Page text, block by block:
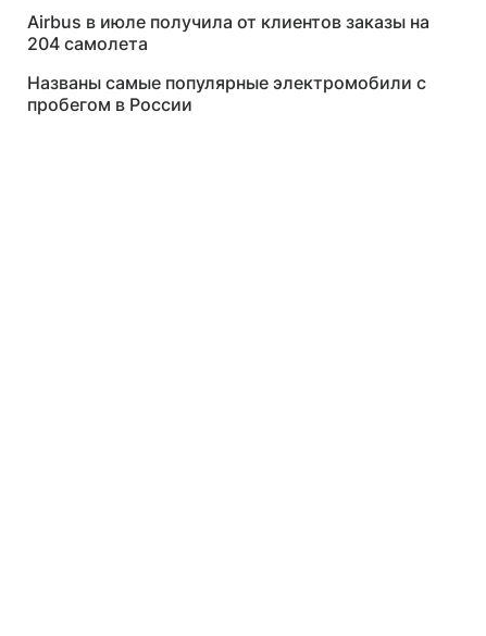
Airbus в июле получила от клиентов заказы на
204 самолета
Названы самые популярные электромобили с
пробегом в России